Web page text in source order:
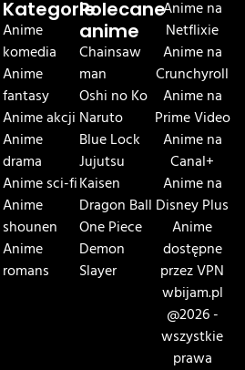
Kategorie
Anime
komedia
Anime
fantasy
Anime akcji
Anime
drama
Anime sci-fi
Anime
shounen
Anime
romans
Polecane
anime
Chainsaw
man
Oshi no Ko
Naruto
Blue Lock
Jujutsu
Kaisen
Dragon Ball
One Piece
Demon
Slayer
Anime na
Netflixie
Anime na
Crunchyroll
Anime na
Prime Video
Anime na
Canal+
Anime na
Disney Plus
Anime
dostępne
przez VPN
wbijam.pl
@2026 -
wszystkie
prawa